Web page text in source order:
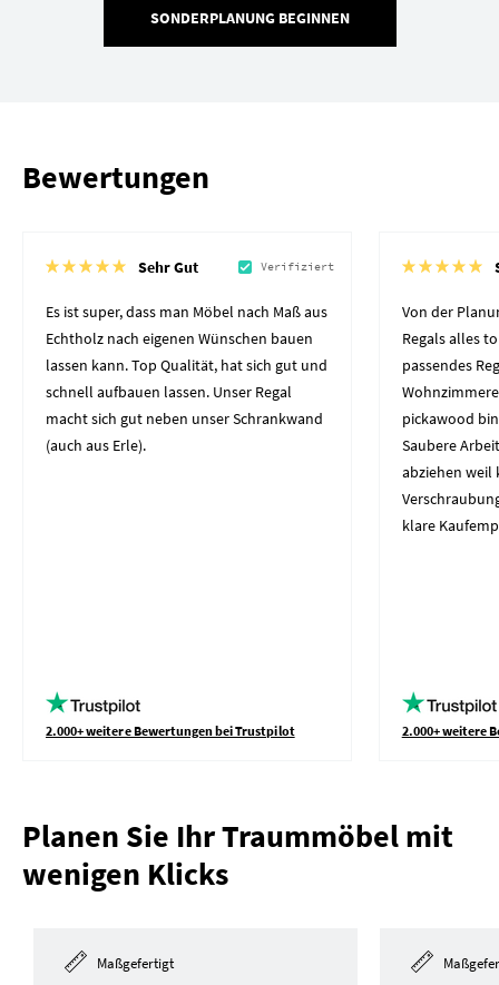
SONDERPLANUNG BEGINNEN
Bewertungen
Sehr Gut Verifiziert
Es ist super, dass man Möbel nach Maß aus
Echtholz nach eigenen Wünschen bauen
lassen kann. Top Qualität, hat sich gut und
schnell aufbauen lassen. Unser Regal
macht sich gut neben unser Schrankwand
(auch aus Erle).
2.000+ weitere Bewertungen bei Trustpilot
Von der
Regals alles
passendes
pickawood
Saubere
abziehen weil
klare
2.000+ weitere
Planen Sie Ihr Traummöbel mit
wenigen Klicks
Maßgefertigt